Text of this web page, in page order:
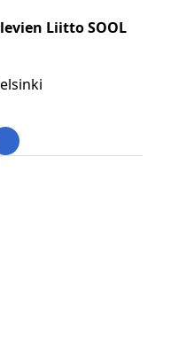
Liitto SOOL
Linkedin